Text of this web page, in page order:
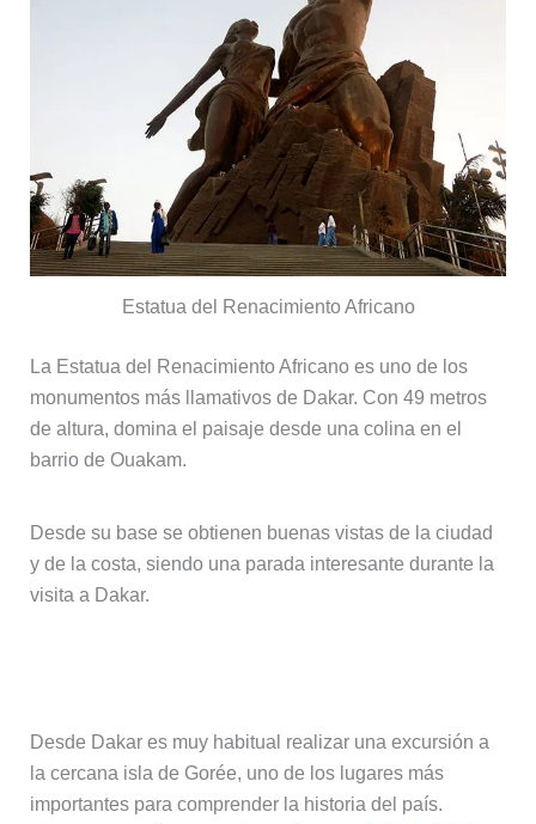
Estatua del Renacimiento Africano
La Estatua del Renacimiento Africano es uno de los
monumentos más llamativos de Dakar. Con 49 metros
de altura, domina el paisaje desde una colina en el
barrio de Ouakam.
Desde su base se obtienen buenas vistas de la ciudad
y de la costa, siendo una parada interesante durante la
visita a Dakar.
Desde Dakar es muy habitual realizar una excursión a
la cercana isla de Gorée, uno de los lugares más
importantes para comprender la historia del país.